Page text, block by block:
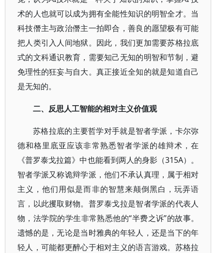
术的人也就可以成为拥有全能性知识的明智全才。当
科技僭主与政治僭主一拍即合，善良的愿望极有可能
把人类引入人间地狱。因此，我们更加需要苏格拉底
式的文科通识教育，需要知己无知的明智和节制，避
免理性的狂妄与自大。真正接近全知的就是知道自己
是无知的。
二、反思人工智能的相对主义价值观
苏格拉底的主要哲学对手就是智者学派，卡尔弥
德和格里底亚应该非常熟悉智者学派的雄辩术，在
《普罗泰戈拉篇》中也能看到两人的身影（315A）。
智者学派又称诡辩学派，他们不承认真理，属于相对
主义，他们用似是而非的智慧来颠倒黑白，玩弄语
言，以此攫取财物。普罗泰戈拉是智者学派的代表人
物，法学院的学生非常熟悉他的“半费之诉”的故事。
遗憾的是，无论是当时雅典的年轻人，还是当下的年
轻人，可能都更醉心于相对主义的语言游戏。苏格拉